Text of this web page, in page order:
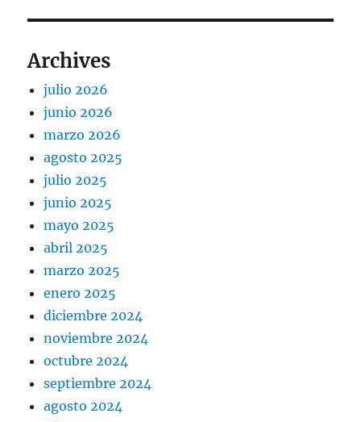
Archives
julio 2026
junio 2026
marzo 2026
agosto 2025
julio 2025
junio 2025
mayo 2025
abril 2025
marzo 2025
enero 2025
diciembre 2024
noviembre 2024
octubre 2024
septiembre 2024
agosto 2024